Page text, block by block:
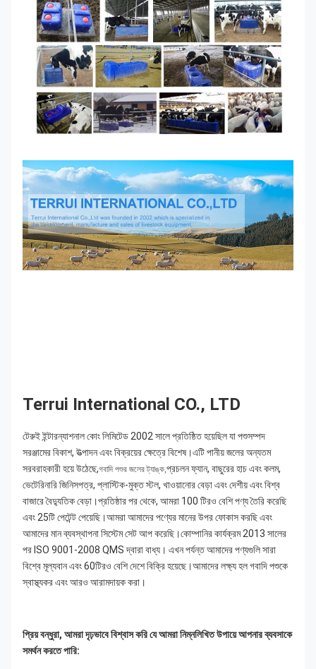
Terrui International CO., LTD
টেরুই ইন্টারন্যাশনাল কোং লিমিটেড 2002 সালে প্রতিষ্ঠিত হয়েছিল যা পশুসম্পদ
সরঞ্জামের বিকাশ, উত্পাদন এবং বিক্রয়ের ক্ষেত্রে বিশেষ।এটি পানীয় জলের অন্যতম
সরবরাহকারী হয়ে উঠেছে,গবাদি পশুর জলের ট্যাঙ্ক,প্রচলন ফ্যান, বাছুরের হাচ এবং কলম,
ভেটেরিনারি জিনিসপত্র, প্লাস্টিক-মুক্ত স্টল, খাওয়ানোর বেড়া এবং দেশীয় এবং বিশ্ব
বাজারে বৈদ্যুতিক বেড়া।প্রতিষ্ঠার পর থেকে, আমরা 100 টিরও বেশি পণ্য তৈরি করেছি
এবং 25টি পেটেন্ট পেয়েছি।আমরা আমাদের পণ্যের মানের উপর ফোকাস করছি এবং
আমাদের মান ব্যবস্থাপনা সিস্টেম সেট আপ করেছি।কোম্পানির কার্যক্রম 2013 সালের
পর ISO 9001-2008 QMS দ্বারা বাধ্য। এখন পর্যন্ত আমাদের পণ্যগুলি সারা
বিশ্বে মূল্যবান এবং 60টিরও বেশি দেশে বিক্রি হয়েছে।আমাদের লক্ষ্য হল গবাদি পশুকে
স্বাস্থ্যকর এবং আরও আরামদায়ক করা।
প্রিয় বন্ধুরা, আমরা দৃঢ়ভাবে বিশ্বাস করি যে আমরা নিম্নলিখিত উপায়ে আপনার ব্যবসাকে
সমর্থন করতে পারি: